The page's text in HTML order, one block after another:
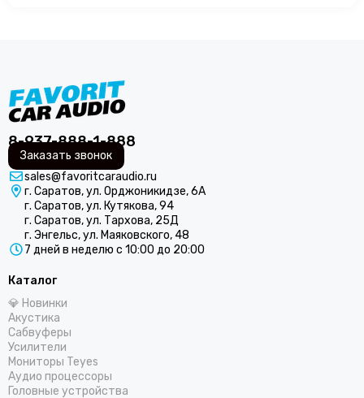
8-937-888-1-888
Заказать звонок
sales@favoritcaraudio.ru
г. Саратов, ул. Орджоникидзе, 6А
г. Саратов, ул. Кутякова, 94
г. Саратов, ул. Тархова, 25Д
г. Энгельс, ул. Маяковского, 48
7 дней в неделю с 10:00 до 20:00
Каталог
💎 Новинки
Акустика
Сабвуферы
Усилители
Мониторы Teyes
Аудио процессоры
Головные устройства